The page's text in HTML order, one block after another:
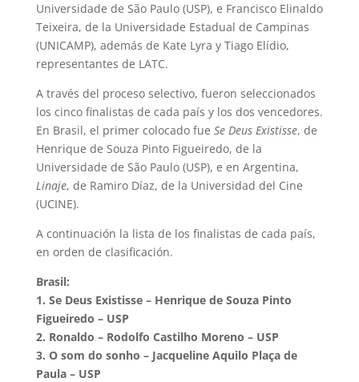
Universidade de São Paulo (USP), e Francisco Elinaldo
Teixeira, de la Universidade Estadual de Campinas
(UNICAMP), además de Kate Lyra y Tiago Elídio,
representantes de LATC.
A través del proceso selectivo, fueron seleccionados
los cinco finalistas de cada país y los dos vencedores.
En Brasil, el primer colocado fue Se Deus Existisse, de
Henrique de Souza Pinto Figueiredo, de la
Universidade de São Paulo (USP), e en Argentina,
Linaje, de Ramiro Díaz, de la Universidad del Cine
(UCINE).
A continuación la lista de los finalistas de cada país,
en orden de clasificación.
Brasil:
1. Se Deus Existisse – Henrique de Souza Pinto
Figueiredo – USP
2. Ronaldo – Rodolfo Castilho Moreno – USP
3. O som do sonho – Jacqueline Aquilo Plaça de
Paula – USP